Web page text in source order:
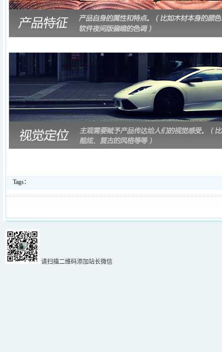
Tags：
请扫描二维码添加站长微信